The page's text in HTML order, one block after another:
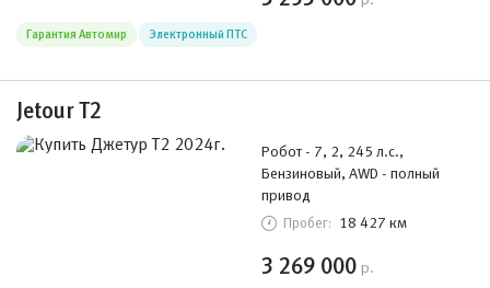
Гарантия Автомир Электронный ПТС
Jetour T2
Робот - 7, 2, 245 л.с.,
Бензиновый, AWD - полный
привод
Пробег: 18 427 км
3 269 000 р.